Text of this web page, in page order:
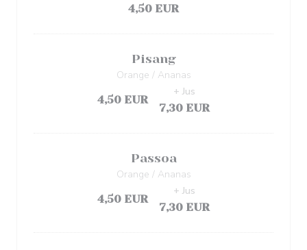
4,50 EUR
Pisang
Orange / Ananas
4,50 EUR
7,30 EUR
+ Jus
Passoa
Orange / Ananas
4,50 EUR
7,30 EUR
+ Jus